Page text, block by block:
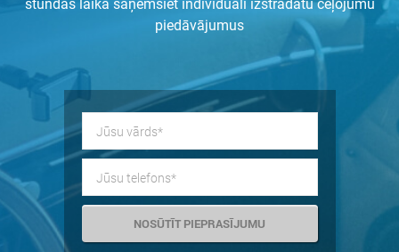
stundas laikā saņemsiet individuāli izstrādātu ceļojumu
piedāvājumus